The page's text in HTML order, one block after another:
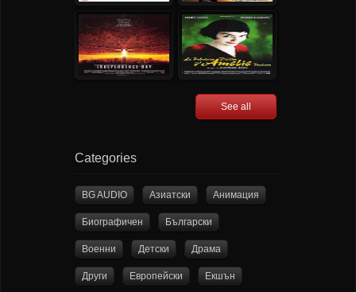
See all
Categories
BG AUDIO Азиатски Анимация
Биографичен Български
Военни Детски Драма
Други Европейски Екшън